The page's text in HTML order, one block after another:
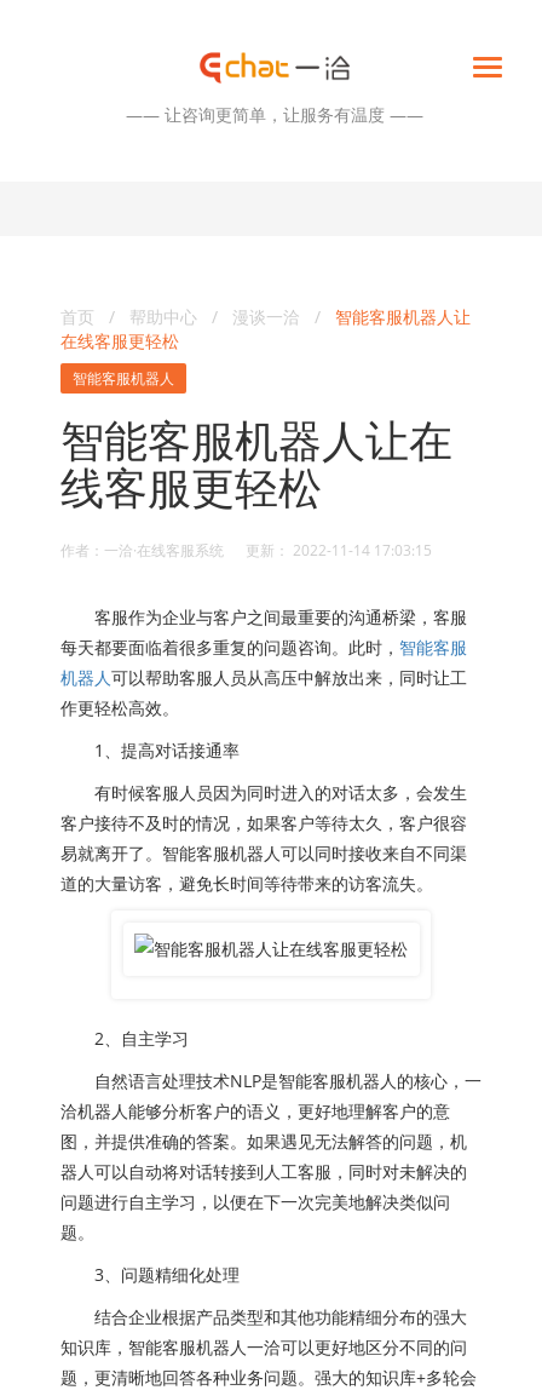
—— 让咨询更简单，让服务有温度 ——
首页 / 帮助中心 / 漫谈一洽 / 智能客服机器人让
在线客服更轻松
智能客服机器人
智能客服机器人让在
线客服更轻松
作者：一洽·在线客服系统 更新： 2022-11-14 17:03:15
客服作为企业与客户之间最重要的沟通桥梁，客服
每天都要面临着很多重复的问题咨询。此时， 智能客服
机器人可以帮助客服人员从高压中解放出来，同时让工
作更轻松高效。
​1、提高对话接通率
有时候客服人员因为同时进入的对话太多，会发生
客户接待不及时的情况，如果客户等待太久，客户很容
易就离开了。智能客服机器人可以同时接收来自不同渠
道的大量访客，避免长时间等待带来的访客流失。
2、自主学习
自然语言处理技术NLP是智能客服机器人的核心，一
洽机器人能够分析客户的语义，更好地理解客户的意
图，并提供准确的答案。如果遇见无法解答的问题，机
器人可以自动将对话转接到人工客服，同时对未解决的
问题进行自主学习，以便在下一次完美地解决类似问
题。
3、问题精细化处理
结合企业根据产品类型和其他功能精细分布的强大
知识库，智能客服机器人一洽可以更好地区分不同的问
题，更清晰地回答各种业务问题。强大的知识库+多轮会